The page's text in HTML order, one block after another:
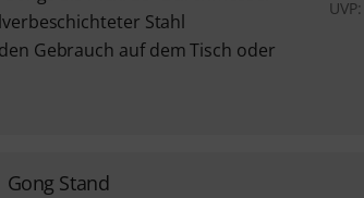
Stahl
Gebrauch auf dem Tisch oder
UVP:
Gong Stand